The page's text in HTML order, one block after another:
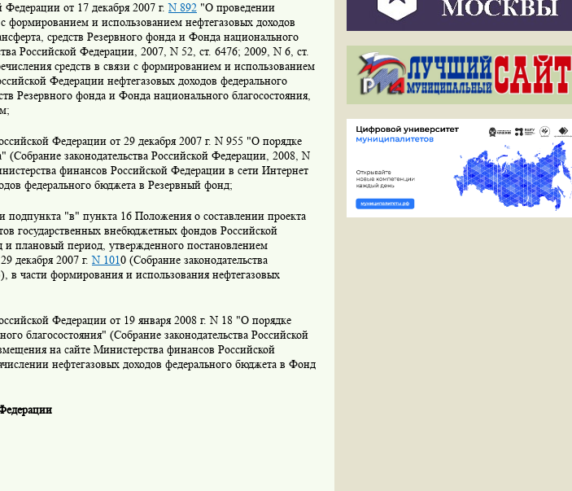
Федерации от 17 декабря 2007 г.N 892 "О проведении
формированием и использованием нефтегазовых доходов
средств Резервного фонда и Фонда национального
Российской Федерации, 2007, N 52, ст. 6476; 2009, N 6, ст.
средств в связи с формированием и использованием
Федерации нефтегазовых доходов федерального
Резервного фонда и Фонда национального благосостояния,
Федерации от 29 декабря 2007 г. N 955 "О порядке
(Собрание законодательства Российской Федерации, 2008, N
финансов Российской Федерации в сети Интернет
федерального бюджета в Резервный фонд;
подпункта "в" пункта 16 Положения о составлении проекта
государственных внебюджетных фондов Российской
плановый период, утвержденного постановлением
декабря 2007 г.N 1010 (Собрание законодательства
в части формирования и использования нефтегазовых
Федерации от 19 января 2008 г. N 18 "О порядке
благосостояния" (Собрание законодательства Российской
на сайте Министерства финансов Российской
нефтегазовых доходов федерального бюджета в Фонд